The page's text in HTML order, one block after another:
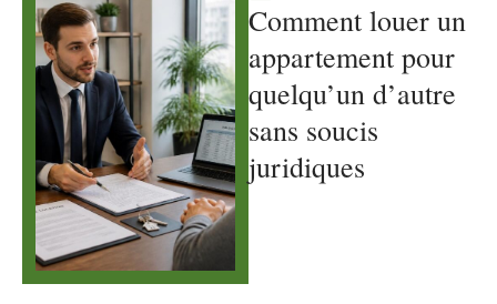
Comment louer un
appartement pour
quelqu’un d’autre
sans soucis
juridiques